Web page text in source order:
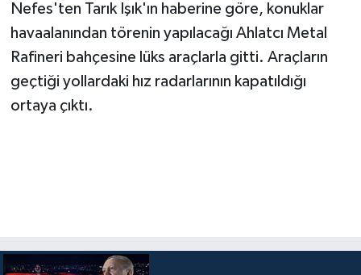
Nefes'ten Tarık Işık'ın haberine göre, konuklar
havaalanından törenin yapılacağı Ahlatcı Metal
Rafineri bahçesine lüks araçlarla gitti. Araçların
geçtiği yollardaki hız radarlarının kapatıldığı
ortaya çıktı.